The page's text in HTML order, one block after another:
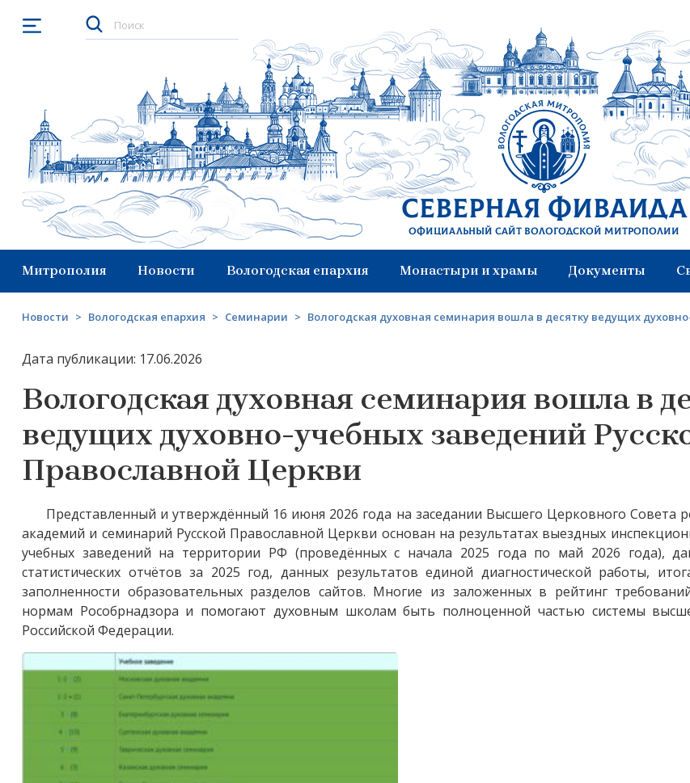
Открыть меню
Северная Фиваида
Официальный сайт Вологодской митрополии
Митрополия Новости Вологодская епархия Монастыри и храмы Документы
Новости > Вологодская епархия > Семинарии > Вологодская духовная семинария вошла в десятку ведущих
Дата публикации: 17.06.2026
Вологодская духовная семинария вошла в
ведущих духовно-учебных заведений
Православной Церкви
Представленный и утверждённый 16 июня 2026 года на заседании Высшего Церковного Совета
академий и семинарий Русской Православной Церкви основан на результатах выездных
учебных заведений на территории РФ (проведённых с начала 2025 года по май 2026 года),
статистических отчётов за 2025 год, данных результатов единой диагностической работы,
заполненности образовательных разделов сайтов. Многие из заложенных в рейтинг
нормам Рособрнадзора и помогают духовным школам быть полноценной частью системы
Российской Федерации.